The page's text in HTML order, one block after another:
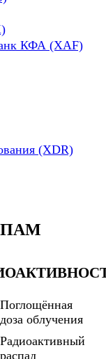
КФА (XAF)
(XDR)
Поглощённая
доза облучения
Радиоактивный
распад